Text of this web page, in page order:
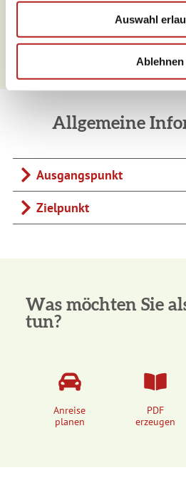
Auswahl
Ablehnen
Allgemeine
Ausgangspunkt
Zielpunkt
Was möchten Sie
tun?
Anreise
planen
PDF
erzeugen